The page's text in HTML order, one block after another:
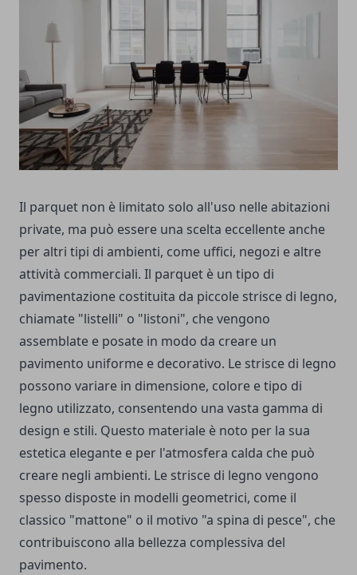
Il parquet non è limitato solo all'uso nelle abitazioni
private, ma può essere una scelta eccellente anche
per altri tipi di ambienti, come uffici, negozi e altre
attività commerciali. Il parquet è un tipo di
pavimentazione costituita da piccole strisce di legno,
chiamate "listelli" o "listoni", che vengono
assemblate e posate in modo da creare un
pavimento uniforme e decorativo. Le strisce di legno
possono variare in dimensione, colore e tipo di
legno utilizzato, consentendo una vasta gamma di
design e stili. Questo materiale è noto per la sua
estetica elegante e per l'atmosfera calda che può
creare negli ambienti. Le strisce di legno vengono
spesso disposte in modelli geometrici, come il
classico "mattone" o il motivo "a spina di pesce", che
contribuiscono alla bellezza complessiva del
pavimento.